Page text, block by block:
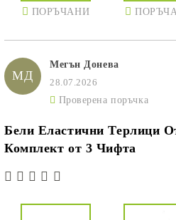
ПОРЪЧАНИ
МД
Мегън Донева
28.07.2026
Проверена поръчка
Бели Еластични Терлици
Комплект от 3 Чифта